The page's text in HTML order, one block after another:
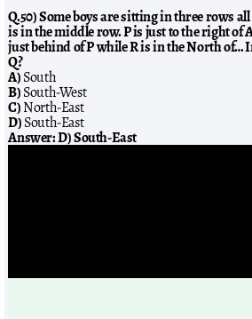
Q.50) Some boys are sitting in three rows
is in the middle row. P is just to the right of
just behind of P while R is in the North of…
Q?
A)South
B)South-West
C)North-East
D)South-East
Answer:D) South-East